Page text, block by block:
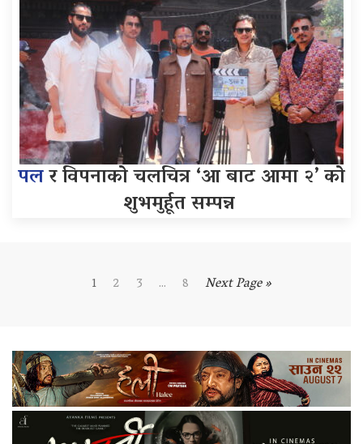
पलर विपनाको चलचित्र ‘आ बाट आमा २’ को
शुभमुर्हूत सम्पन्न
1 2 3 ... 8 Next Page »